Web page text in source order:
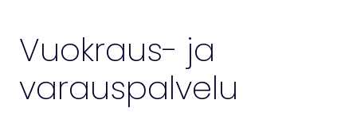
Vuokraus- ja
varauspalvelu